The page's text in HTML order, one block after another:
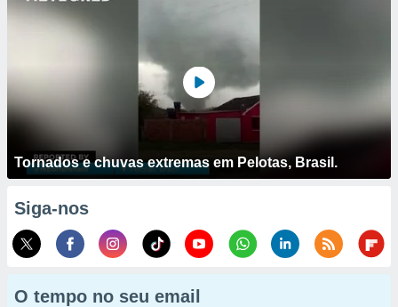
Tornados e chuvas extremas em Pelotas, Brasil.
Siga-nos
O tempo no seu email